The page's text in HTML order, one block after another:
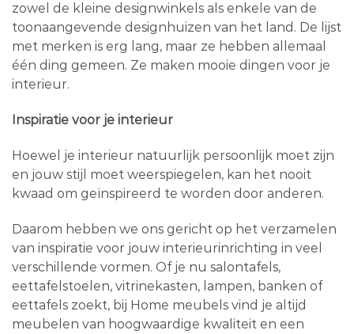
zowel de kleine designwinkels als enkele van de
toonaangevende designhuizen van het land. De lijst
met merken is erg lang, maar ze hebben allemaal
één ding gemeen. Ze maken mooie dingen voor je
interieur.
Inspiratie voor je interieur
Hoewel je interieur natuurlijk persoonlijk moet zijn
en jouw stijl moet weerspiegelen, kan het nooit
kwaad om geïnspireerd te worden door anderen.
Daarom hebben we ons gericht op het verzamelen
van inspiratie voor jouw interieurinrichting in veel
verschillende vormen. Of je nu salontafels,
eettafelstoelen, vitrinekasten, lampen, banken of
eettafels zoekt, bij Home meubels vind je altijd
meubelen van hoogwaardige kwaliteit en een